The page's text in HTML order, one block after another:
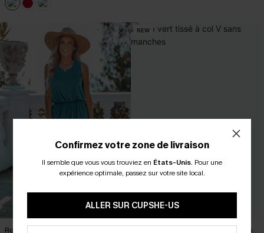
Robe bleu sarcelle col rond
NEW
Top vert tissé à col V sans manches
Confirmez votre zone de livraison
Il semble que vous vous trouviez en États-Unis. Pour une
expérience optimale, passez sur votre site local.
ALLER SUR CUPSHE-US